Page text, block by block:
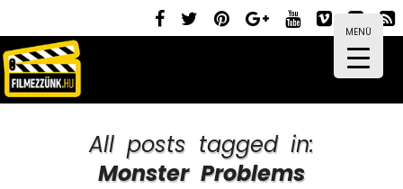
MENÜ
All posts tagged in:
Monster Problems